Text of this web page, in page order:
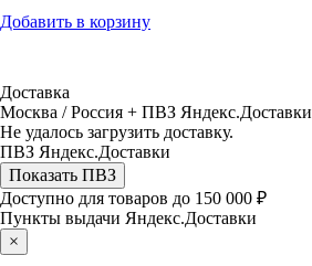
Добавить в корзину
Доставка
Москва / Россия + ПВЗ Яндекс.Доставки
Не удалось загрузить доставку.
ПВЗ Яндекс.Доставки
Показать ПВЗ
Доступно для товаров до 150 000 ₽
Пункты выдачи Яндекс.Доставки
×